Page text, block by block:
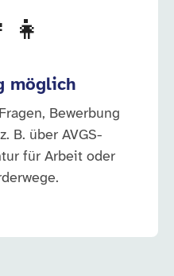
möglich
Bewerbung
B. über AVGS-
für Arbeit oder